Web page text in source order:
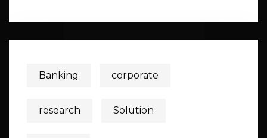
Banking corporate
research Solution